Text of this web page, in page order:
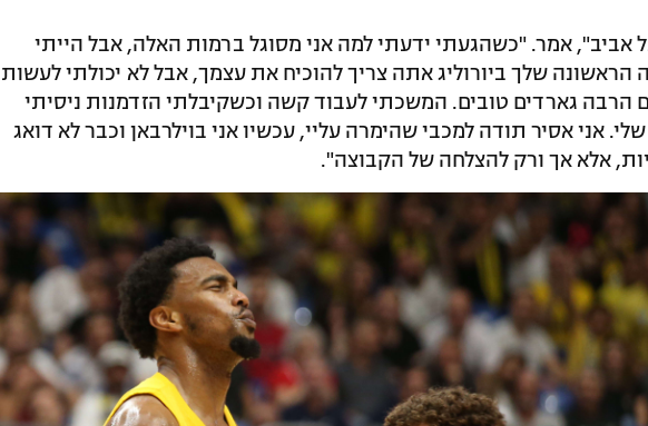
אמר. "כשהגעתי ידעתי למה אני מסוגל ברמות האלה, אבל הייתי
הראשונה שלך ביורוליג אתה צריך להוכיח את עצמך, אבל לא יכולתי לעשות
הרבה גארדים טובים. המשכתי לעבוד קשה וכשקיבלתי הזדמנות ניסיתי
אני אסיר תודה למכבי שהימרה עליי, עכשיו אני בוילרבאן וכבר לא דואג
אלא אך ורק להצלחה של הקבוצה".